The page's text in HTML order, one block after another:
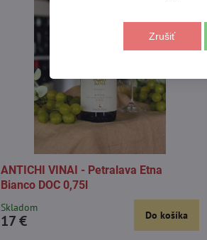
ANTICHI VINAI - Petralava Etna
Bianco DOC 0,75l
Skladom
17 € Do košíka
Zrušiť